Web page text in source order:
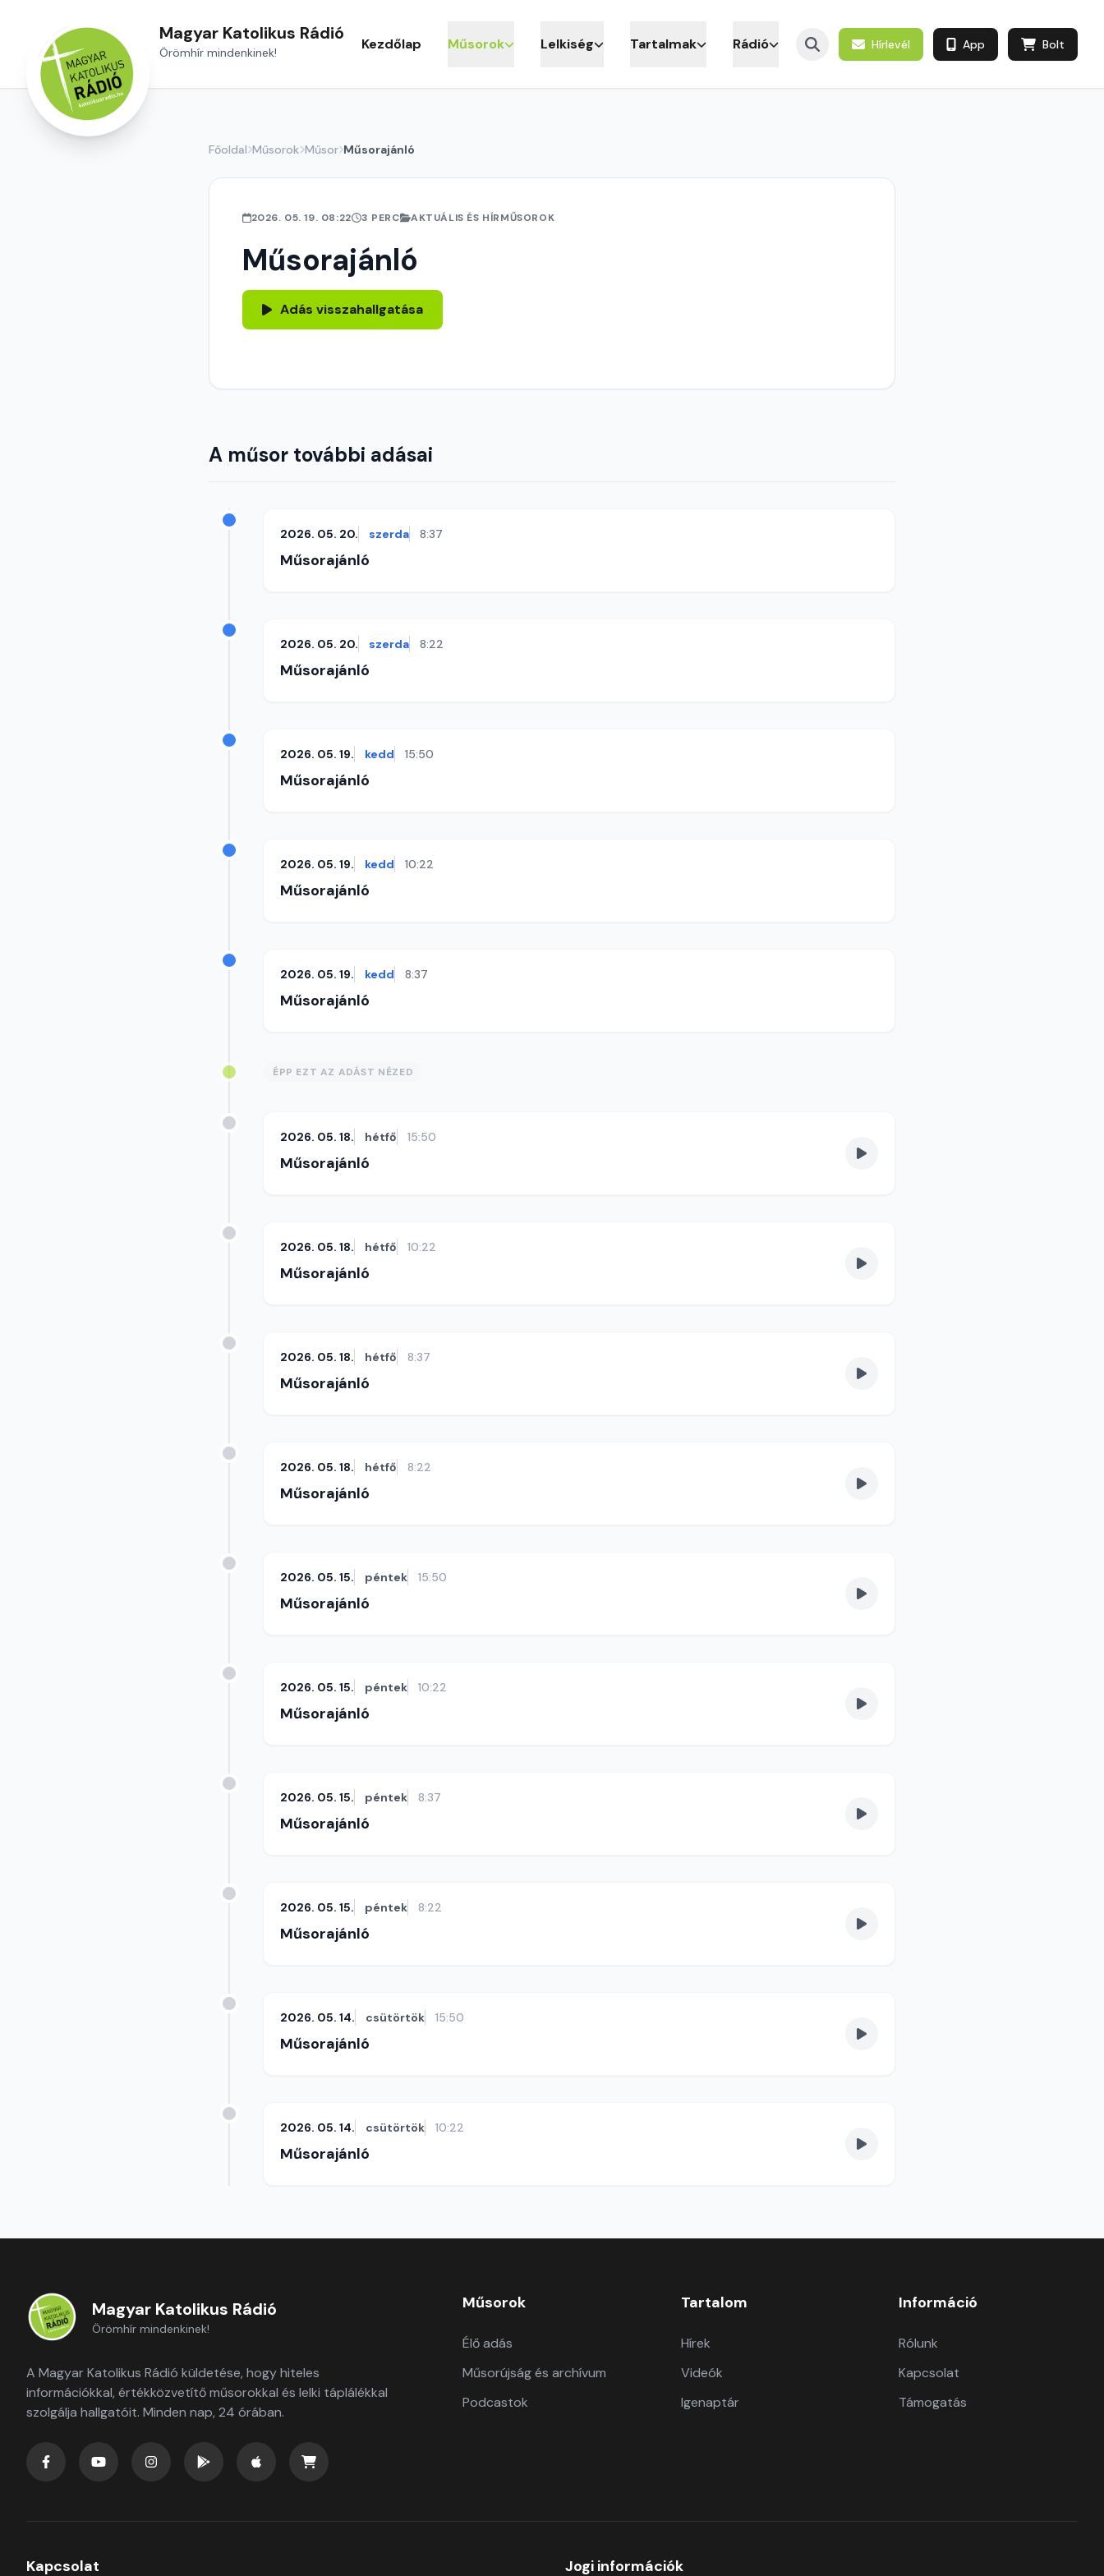
Magyar Katolikus Rádió
Örömhír mindenkinek! Kezdőlap Műsorok Lelkiség Tartalmak Rádió Hírlevél App Bolt
Főoldal Műsorok Műsor Műsorajánló
2026. 05. 19. 08:22 3 PERC AKTUÁLIS ÉS HÍRMŰSOROK
Műsorajánló
Adás visszahallgatása
A műsor további adásai
2026. 05. 20. szerda 8:37
Műsorajánló
2026. 05. 20. szerda 8:22
Műsorajánló
2026. 05. 19. kedd 15:50
Műsorajánló
2026. 05. 19. kedd 10:22
Műsorajánló
2026. 05. 19. kedd 8:37
Műsorajánló
ÉPP EZT AZ ADÁST NÉZED
2026. 05. 18. hétfő 15:50
Műsorajánló
2026. 05. 18. hétfő 10:22
Műsorajánló
2026. 05. 18. hétfő 8:37
Műsorajánló
2026. 05. 18. hétfő 8:22
Műsorajánló
2026. 05. 15. péntek 15:50
Műsorajánló
2026. 05. 15. péntek 10:22
Műsorajánló
2026. 05. 15. péntek 8:37
Műsorajánló
2026. 05. 15. péntek 8:22
Műsorajánló
2026. 05. 14. csütörtök 15:50
Műsorajánló
2026. 05. 14. csütörtök 10:22
Műsorajánló
Magyar Katolikus Rádió
Örömhír mindenkinek!
A Magyar Katolikus Rádió küldetése, hogy hiteles
információkkal, értékközvetítő műsorokkal és lelki táplálékkal
szolgálja hallgatóit. Minden nap, 24 órában.
Műsorok
Élő adás
Műsorújság és archívum
Podcastok
Tartalom
Hírek
Videók
Igenaptár
Információ
Rólunk
Kapcsolat
Támogatás
Kapcsolat Jogi információk